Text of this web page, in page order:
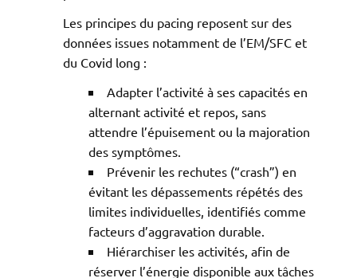
Les principes du pacing reposent sur des
données issues notamment de l’EM/SFC et
du Covid long :
Adapter l’activité à ses capacités en
alternant activité et repos, sans
attendre l’épuisement ou la majoration
des symptômes.
Prévenir les rechutes (“crash”) en
évitant les dépassements répétés des
limites individuelles, identifiés comme
facteurs d’aggravation durable.
Hiérarchiser les activités, afin de
réserver l’énergie disponible aux tâches